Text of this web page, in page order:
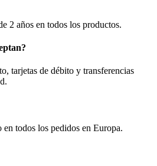
2 años en todos los productos.
tarjetas de débito y transferencias
todos los pedidos en Europa.